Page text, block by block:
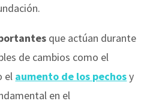
que actúan durante
de cambios como el
el aumento de los pechosy
en el